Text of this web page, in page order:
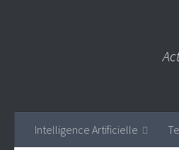
Intelligence Artificielle